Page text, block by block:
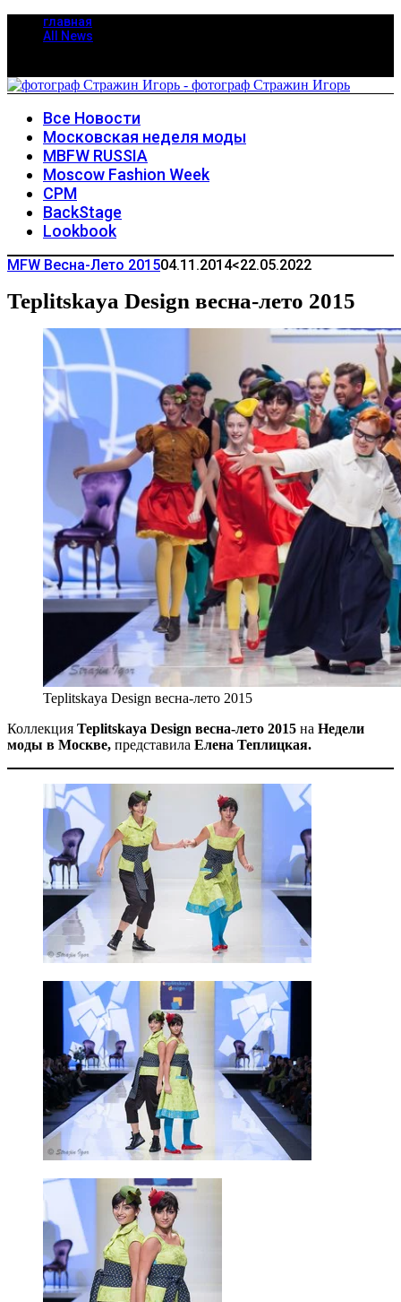
главная
All News
Все Новости
Московская неделя моды
MBFW RUSSIA
Moscow Fashion Week
CPM
BackStage
Lookbook
MFW Весна-Лето 201504.11.2014<22.05.2022
Teplitskaya Design весна-лето 2015
Teplitskaya Design весна-лето 2015
Коллекция Teplitskaya Design весна-лето 2015 на Недели
моды в Москве, представила Елена Теплицкая.